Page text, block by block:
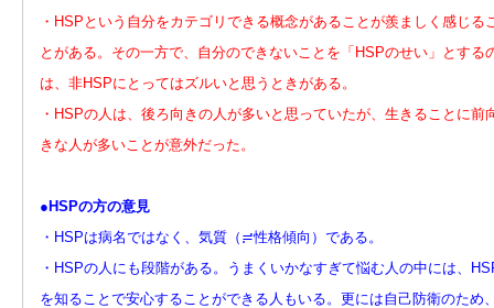
・HSPという自分をカテゴリできる概念があることが羨ましく感じる
とがある。その一方で、自分のできないことを「HSPのせい」とする
は、非HSPにとってはズルいと思うときがある。
・HSPの人は、後ろ向きの人が多いと思っていたが、生きることに前
きな人が多いことが意外だった。
●HSPの方の意見
・HSPは病名ではなく、気質（≓性格傾向）である。
・HSPの人にも段階がある。うまくいかなすぎて悩む人の中には、
を知ることで安心することができる人もいる。更には自己防衛のため